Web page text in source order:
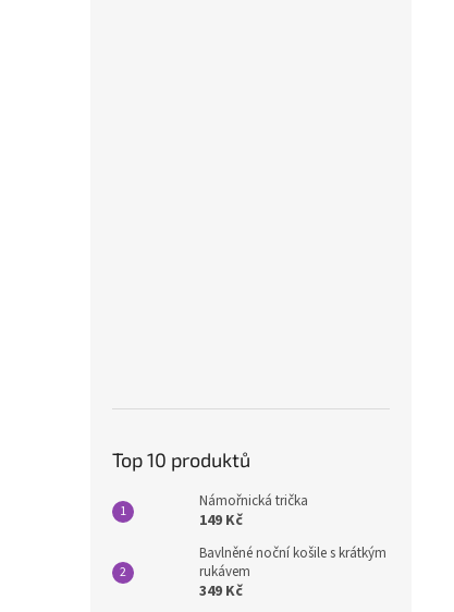
Top 10 produktů
Námořnická trička
149 Kč
Bavlněné noční košile s krátkým
rukávem
349 Kč